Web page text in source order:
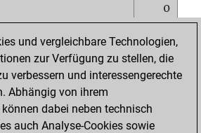
0
Brett
0
0
und vergleichbare Technologien,
zur Verfügung zu stellen, die
verbessern und interessengerechte
Abhängig von ihrem
dabei neben technisch
auch Analyse-Cookies sowie